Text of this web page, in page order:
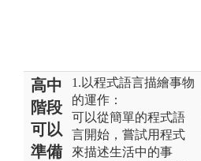
高中
階段
可以
準備
1.以程式語言描繪事物
的運作：
可以從簡單的程式語
言開始，嘗試用程式
來描述生活中的事